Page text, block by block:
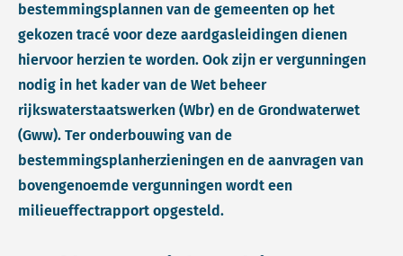
bestemmingsplannen van de gemeenten op het
gekozen tracé voor deze aardgasleidingen dienen
hiervoor herzien te worden. Ook zijn er vergunningen
nodig in het kader van de Wet beheer
rijkswaterstaatswerken (Wbr) en de Grondwaterwet
(Gww). Ter onderbouwing van de
bestemmingsplanherzieningen en de aanvragen van
bovengenoemde vergunningen wordt een
milieueffectrapport opgesteld.